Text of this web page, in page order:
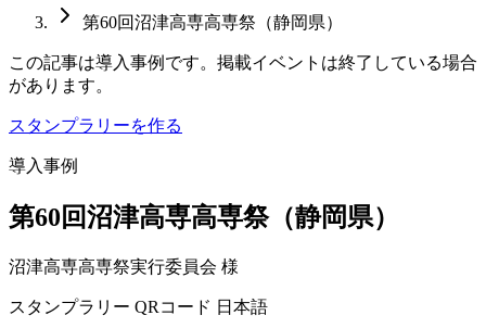
第60回沼津高専高専祭（静岡県）
この記事は導入事例です。掲載イベントは終了している場合
があります。
スタンプラリーを作る
導入事例
第60回沼津高専高専祭（静岡県）
沼津高専高専祭実行委員会 様
スタンプラリー QRコード 日本語